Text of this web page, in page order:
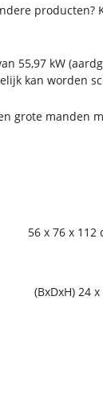
producten?
55,97 kW
kan worden
grote manden
56 x 76 x 112
(BxDxH) 24